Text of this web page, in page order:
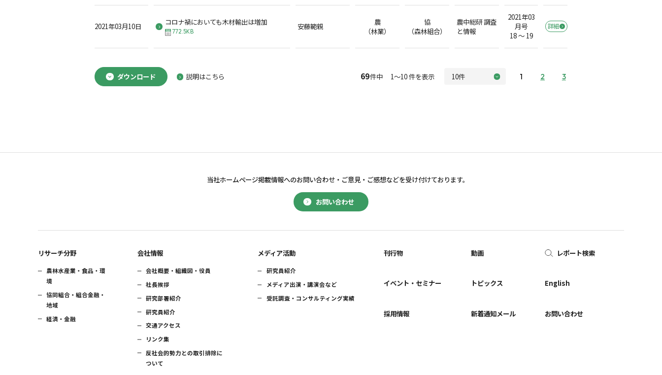
2021年03月10日 コロナ禍においても木材輸出は増加
772.5KB
安藤範親
農
（林業）
協
（森林組合）
農中総研 調査
と情報
2021年03
月号
18 ～ 19
詳細
ダウンロード 説明はこちら 69件中 1～10 件を表示 1 2 3
お問い合わせ
当社ホームページ掲載情報へのお問い合わせ・ ご意見・ご感想などを受け付けております。
リサーチ分野
農林水産業・食品・環
境
協同組合・組合金融・
地域
経済・金融
会社情報
会社概要・組織図・役員
社長挨拶
研究部署紹介
研究員紹介
交通アクセス
リンク集
反社会的勢力との取引排除に
ついて
メディア活動
研究員紹介
メディア出演・講演会など
受託調査・コンサルティング実績
刊行物
イベント・セミナー
採用情報
動画
トピックス
新着通知メール
レポート検索
English
お問い合わせ